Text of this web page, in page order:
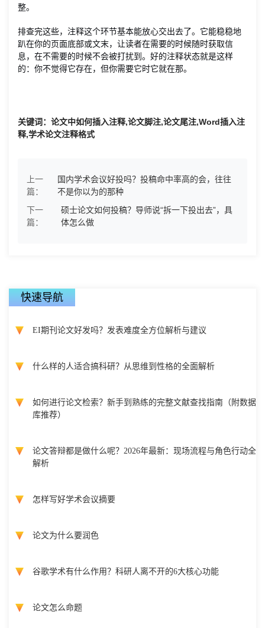
整。
排查完这些，注释这个环节基本能放心交出去了。它能稳稳地
趴在你的页面底部或文末，让读者在需要的时候随时获取信
息，在不需要的时候不会被打扰到。好的注释状态就是这样
的：你不觉得它存在，但你需要它时它就在那。
关键词：论文中如何插入注释,论文脚注,论文尾注,Word插入注
释,学术论文注释格式
上一
篇：
国内学术会议好投吗？投稿命中率高的会，往往
不是你以为的那种
下一
篇：
硕士论文如何投稿？导师说“拆一下投出去”，具
体怎么做
快速导航
EI期刊论文好发吗？发表难度全方位解析与建议
什么样的人适合搞科研？从思维到性格的全面解析
如何进行论文检索？新手到熟练的完整文献查找指南（附数据
库推荐）
论文答辩都是做什么呢？2026年最新：现场流程与角色行动全
解析
怎样写好学术会议摘要
论文为什么要润色
谷歌学术有什么作用？科研人离不开的6大核心功能
论文怎么命题